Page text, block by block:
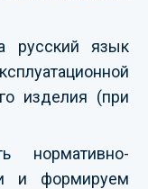
русский язык
изделия (при
нормативно-
и формируем